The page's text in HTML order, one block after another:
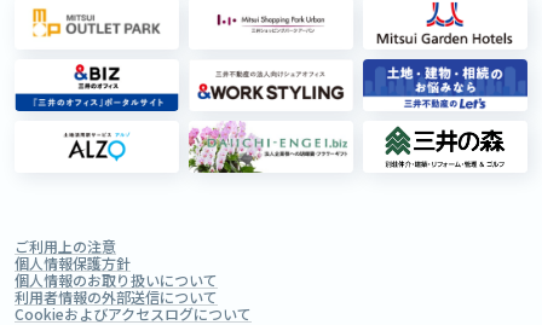
ご利用上の注意
個人情報保護方針
個人情報のお取り扱いについて
利用者情報の外部送信について
Cookieおよびアクセスログについて